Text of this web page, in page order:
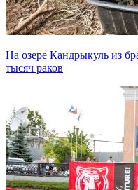
На озере Кандрыкуль из
тысяч раков